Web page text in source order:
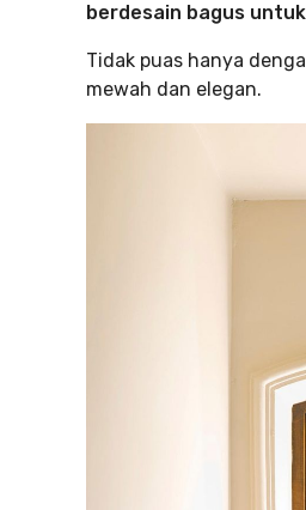
berdesain bagus
Tidak puas hanya
mewah dan elegan.